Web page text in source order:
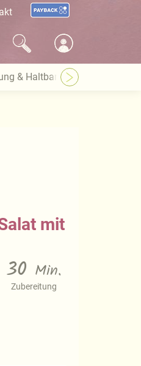
& Haltbarkeit
mit
30 Min.
Zubereitung